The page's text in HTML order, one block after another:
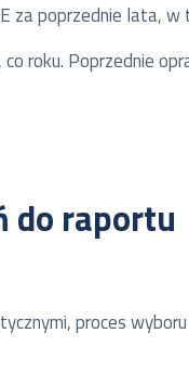
za poprzednie lata,
roku. Poprzednie
do raportu
proces